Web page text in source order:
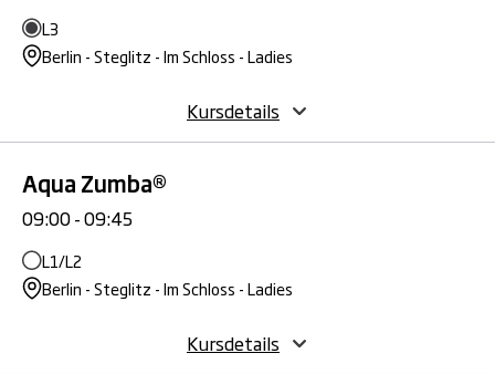
L3
Berlin - Steglitz - Im Schloss - Ladies
Kursdetails
Aqua Zumba®
09:00 - 09:45
L1/L2
Berlin - Steglitz - Im Schloss - Ladies
Kursdetails